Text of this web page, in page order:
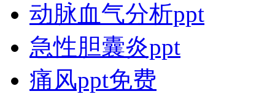
动脉血气分析ppt
急性胆囊炎ppt
痛风ppt免费